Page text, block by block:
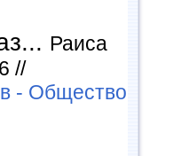
Раиса
//
- Общество